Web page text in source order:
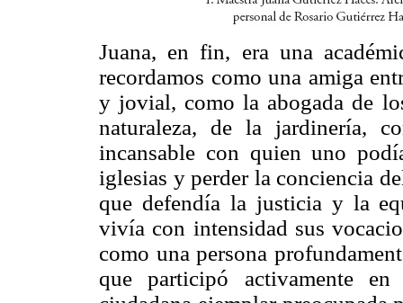
Juana, en fin, era una
recordamos como una amiga
y jovial, como la abogada de
naturaleza, de la jardinería,
incansable con quien uno
iglesias y perder la conciencia
que defendía la justicia y la
vivía con intensidad sus
como una persona
que participó activamente